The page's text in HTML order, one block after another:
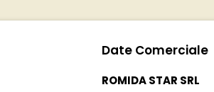
Date Comerciale
ROMIDA STAR SRL